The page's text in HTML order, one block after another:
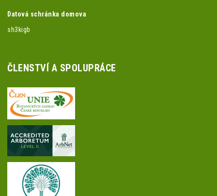
Datová schránka domova
sh3kigb
ČLENSTVÍ A SPOLUPRÁCE